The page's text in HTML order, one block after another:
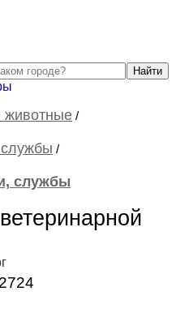
/
/
службы